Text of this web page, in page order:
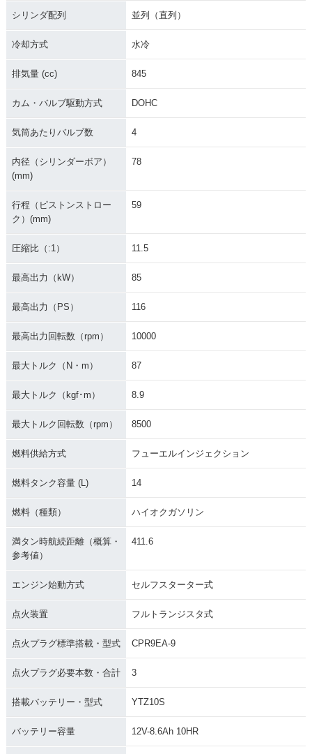
S・カラーチェンジ
S・新登場
シリンダ配列 並列（直列）
冷却方式 水冷
排気量 (cc) 845
カム・バルブ駆動方式 DOHC
気筒あたりバルブ数 4
内径（シリンダーボア）
(mm)
78
行程（ピストンストロー
ク）(mm)
59
圧縮比（:1） 11.5
最高出力（kW） 85
最高出力（PS） 116
最高出力回転数（rpm） 10000
最大トルク（N・m） 87
最大トルク（kgf･m） 8.9
最大トルク回転数（rpm） 8500
燃料供給方式 フューエルインジェクション
燃料タンク容量 (L) 14
燃料（種類） ハイオクガソリン
満タン時航続距離（概算・
参考値）
411.6
エンジン始動方式 セルフスターター式
点火装置 フルトランジスタ式
点火プラグ標準搭載・型式 CPR9EA-9
点火プラグ必要本数・合計 3
搭載バッテリー・型式 YTZ10S
バッテリー容量 12V-8.6Ah 10HR